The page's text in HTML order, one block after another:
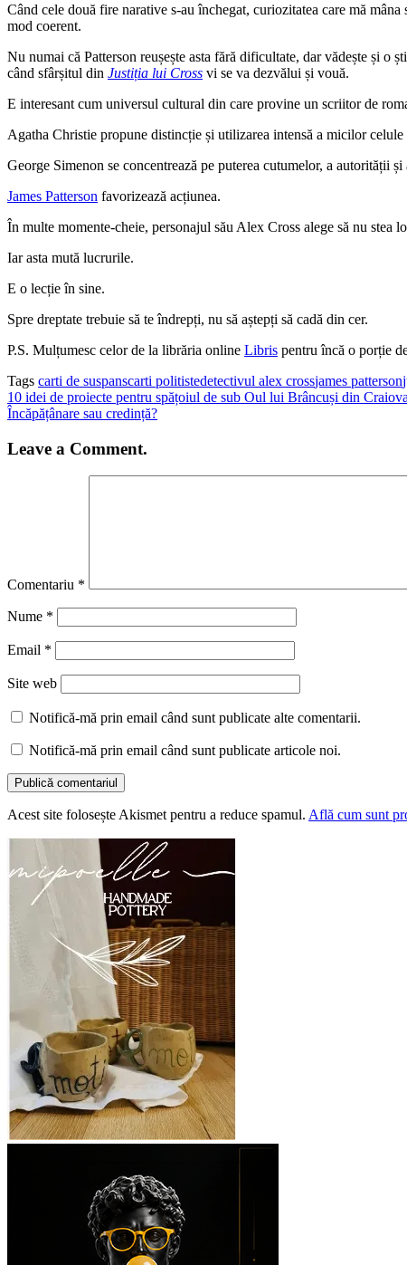
Când cele două fire narative s-au închegat, curiozitatea care mă
mod coerent.
Nu numai că Patterson reușește asta fără dificultate, dar vădește și
când sfârșitul din Justiția lui Cross vi se va dezvălui și vouă.
E interesant cum universul cultural din care provine un scriitor de
Agatha Christie propune distincție și utilizarea intensă a micilor celule
George Simenon se concentrează pe puterea cutumelor, a autorității
James Patterson favorizează acțiunea.
În multe momente-cheie, personajul său Alex Cross alege să nu stea
Iar asta mută lucrurile.
E o lecție în sine.
Spre dreptate trebuie să te îndrepți, nu să aștepți să cadă din cer.
P.S. Mulțumesc celor de la librăria online Libris pentru încă o porție
Tags carti de suspanscarti politistedetectivul alex crossjames patterson
10 idei de proiecte pentru spățoiul de sub Oul lui Brâncuși din Craiova
Încăpățânare sau credință?
Leave a Comment.
Comentariu *
Nume *
Email *
Site web
Notifică-mă prin email când sunt publicate alte comentarii.
Notifică-mă prin email când sunt publicate articole noi.
Acest site folosește Akismet pentru a reduce spamul. Află cum sunt